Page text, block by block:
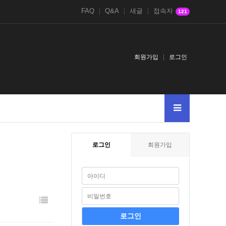
FAQ Q&A 새글 접속자 121
회원가입 로그인
로그인 회원가입